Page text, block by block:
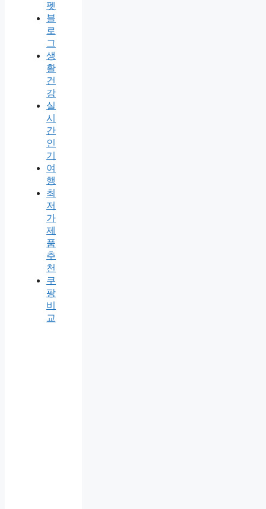
펫
블
로
그
생
활
건
강
실
시
간
인
기
여
행
최
저
가
제
품
추
천
쿠
팡
비
교